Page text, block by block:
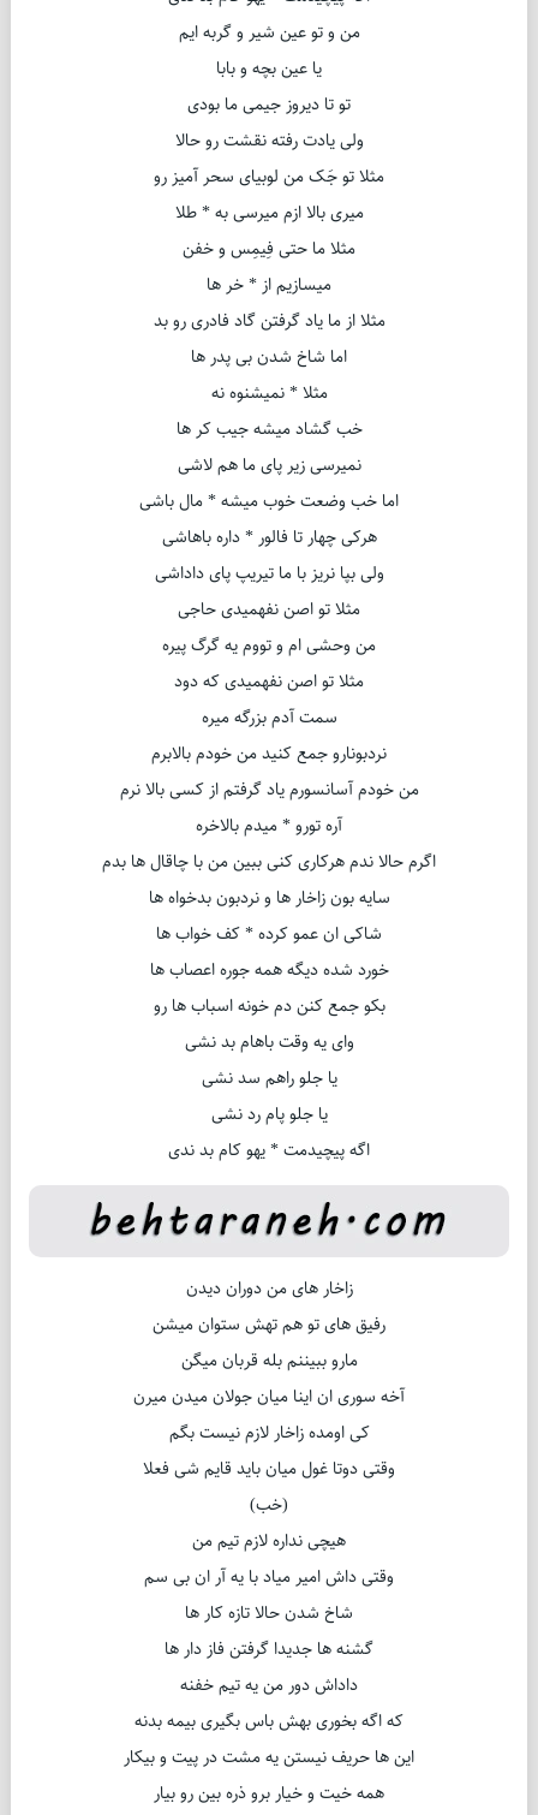
من و تو عین شیر و گربه ایم
یا عین بچه و بابا
تو تا دیروز جیمی ما بودی
ولی یادت رفته نقشت رو حالا
مثلا تو جَک من لوبیای سحر آمیز رو
میری بالا ازم میرسی به * طلا
مثلا ما حتی فِیمِس و خفن
میسازیم از * خر ها
مثلا از ما یاد گرفتن گاد فادری رو بد
اما شاخ شدن بی پدر ها
مثلا * نمیشنوه نه
خب گشاد میشه جیب کر ها
نمیرسی زیر پای ما هم لاشی
اما خب وضعت خوب میشه * مال باشی
هرکی چهار تا فالور * داره باهاشی
ولی بپا نریز با ما تیریپ پای داداشی
مثلا تو اصن نفهمیدی حاجی
من وحشی ام و تووم یه گرگ پیره
مثلا تو اصن نفهمیدی که دود
سمت آدم بزرگه میره
نردبونارو جمع کنید من خودم بالابرم
من خودم آسانسورم یاد گرفتم از کسی بالا نرم
آره تورو * میدم بالاخره
اگرم حالا ندم هرکاری کنی ببین من با چاقال ها بدم
سایه بون زاخار ها و نردبون بدخواه ها
شاکی ان عمو کرده * کف خواب ها
خورد شده دیگه همه جوره اعصاب ها
بکو جمع کنن دم خونه اسباب ها رو
وای یه وقت باهام بد نشی
یا جلو راهم سد نشی
یا جلو پام رد نشی
اگه پیچیدمت * یهو کام بد ندی
زاخار های من دوران دیدن
رفیق های تو هم تهش ستوان میشن
مارو ببیننم بله قربان میگن
آخه سوری ان اینا میان جولان میدن میرن
کی اومده زاخار لازم نیست بگم
وقتی دوتا غول میان باید قایم شی فعلا
(خب)
هیچی نداره لازم تیم من
وقتی داش امیر میاد با یه آر ان بی سم
شاخ شدن حالا تازه کار ها
گشنه ها جدیدا گرفتن فاز دار ها
داداش دور من یه تیم خفنه
که اگه بخوری بهش باس بگیری بیمه بدنه
این ها حریف نیستن یه مشت در پیت و بیکار
همه خیت و خیار برو ذره بین رو بیار